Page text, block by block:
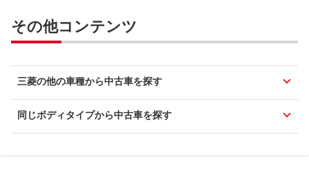
その他コンテンツ
三菱の他の車種から中古車を探す
同じボディタイプから中古車を探す